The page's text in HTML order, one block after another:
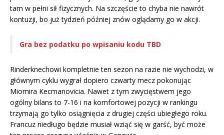
tam w pełni sił fizycznych. Na szczęście to chyba nie nawrót
kontuzji, bo już tydzień później znów oglądamy go w akcji.
Gra bez podatku po wpisaniu kodu TBD
Rinderknechowi kompletnie ten sezon na razie nie wychodzi, w
głównym cyklu wygrał dopiero czwarty mecz pokonując
Miomira Kecmanovicia. Nawet z tym zwycięstwem jego
ogólny bilans to 7-16 i na komfortowej pozycji w rankingu
trzymają go tylko osiągnięcia z drugiej części ubiegłego roku.
Francuz niedługo będzie musiał wziąć się w garść, być może